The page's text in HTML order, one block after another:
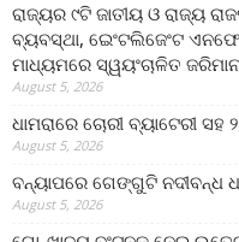
ରାଜ୍ୟର ୯ଟି ଜାତୀୟ ଓ ରାଜ୍ୟ
ବ୍ୟବସ୍ଥା, ଇେଂଟଲିଜେଂଟ
ମାଧ୍ୟମରେ ସ୍ୱୟଂଚାଳିତ
August 5, 2026
ଧାମରାରେ ଚୋରୀ ବ୍ୟାଟେରୀ
August 5, 2026
ବନ୍ୟାପରେ ଗେଙ୍ଗୁଟି ନଦୀବନ୍ଧ
August 5, 2026